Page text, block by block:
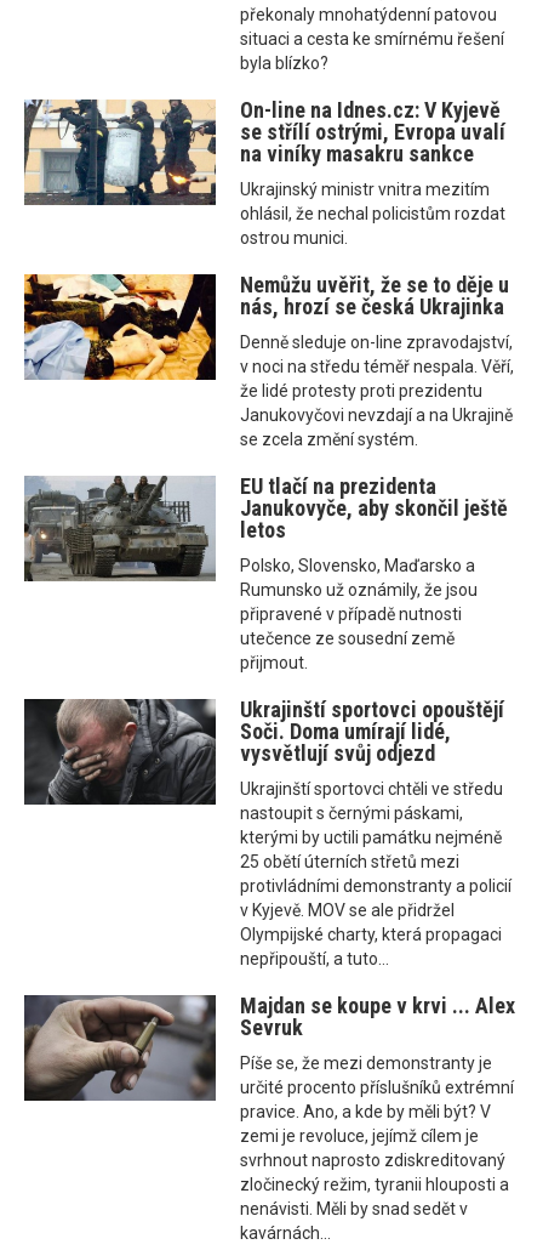
překonaly mnohatýdenní patovou
situaci a cesta ke smírnému řešení
byla blízko?
On-line na Idnes.cz: V Kyjevě
se střílí ostrými, Evropa uvalí
na viníky masakru sankce
Ukrajinský ministr vnitra mezitím
ohlásil, že nechal policistům rozdat
ostrou munici.
Nemůžu uvěřit, že se to děje u
nás, hrozí se česká Ukrajinka
Denně sleduje on-line zpravodajství,
v noci na středu téměř nespala. Věří,
že lidé protesty proti prezidentu
Janukovyčovi nevzdají a na Ukrajině
se zcela změní systém.
EU tlačí na prezidenta
Janukovyče, aby skončil ještě
letos
Polsko, Slovensko, Maďarsko a
Rumunsko už oznámily, že jsou
připravené v případě nutnosti
utečence ze sousední země
přijmout.
Ukrajinští sportovci opouštějí
Soči. Doma umírají lidé,
vysvětlují svůj odjezd
Ukrajinští sportovci chtěli ve středu
nastoupit s černými páskami,
kterými by uctili památku nejméně
25 obětí úterních střetů mezi
protivládními demonstranty a policií
v Kyjevě. MOV se ale přidržel
Olympijské charty, která propagaci
nepřipouští, a tuto...
Majdan se koupe v krvi ... Alex
Sevruk
Píše se, že mezi demonstranty je
určité procento příslušníků extrémní
pravice. Ano, a kde by měli být? V
zemi je revoluce, jejímž cílem je
svrhnout naprosto zdiskreditovaný
zločinecký režim, tyranii hlouposti a
nenávisti. Měli by snad sedět v
kavárnách...